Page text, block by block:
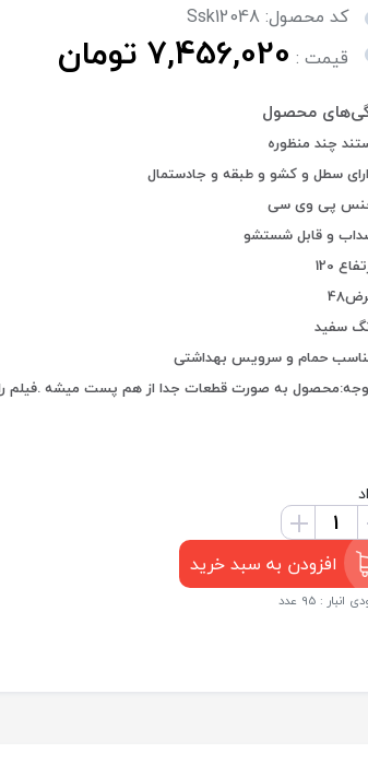
کد محصول: Ssk12048
قیمت : 7,456,020 تومان
چند منظوره
سطل و کشو و طبقه و جادستمال
پی وی سی
و قابل شستشو
120
سفید
حمام و سرویس بهداشتی
به صورت قطعات جدا از هم پست میشه .فیلم
افزودن به سبد خرید
: 95 عدد